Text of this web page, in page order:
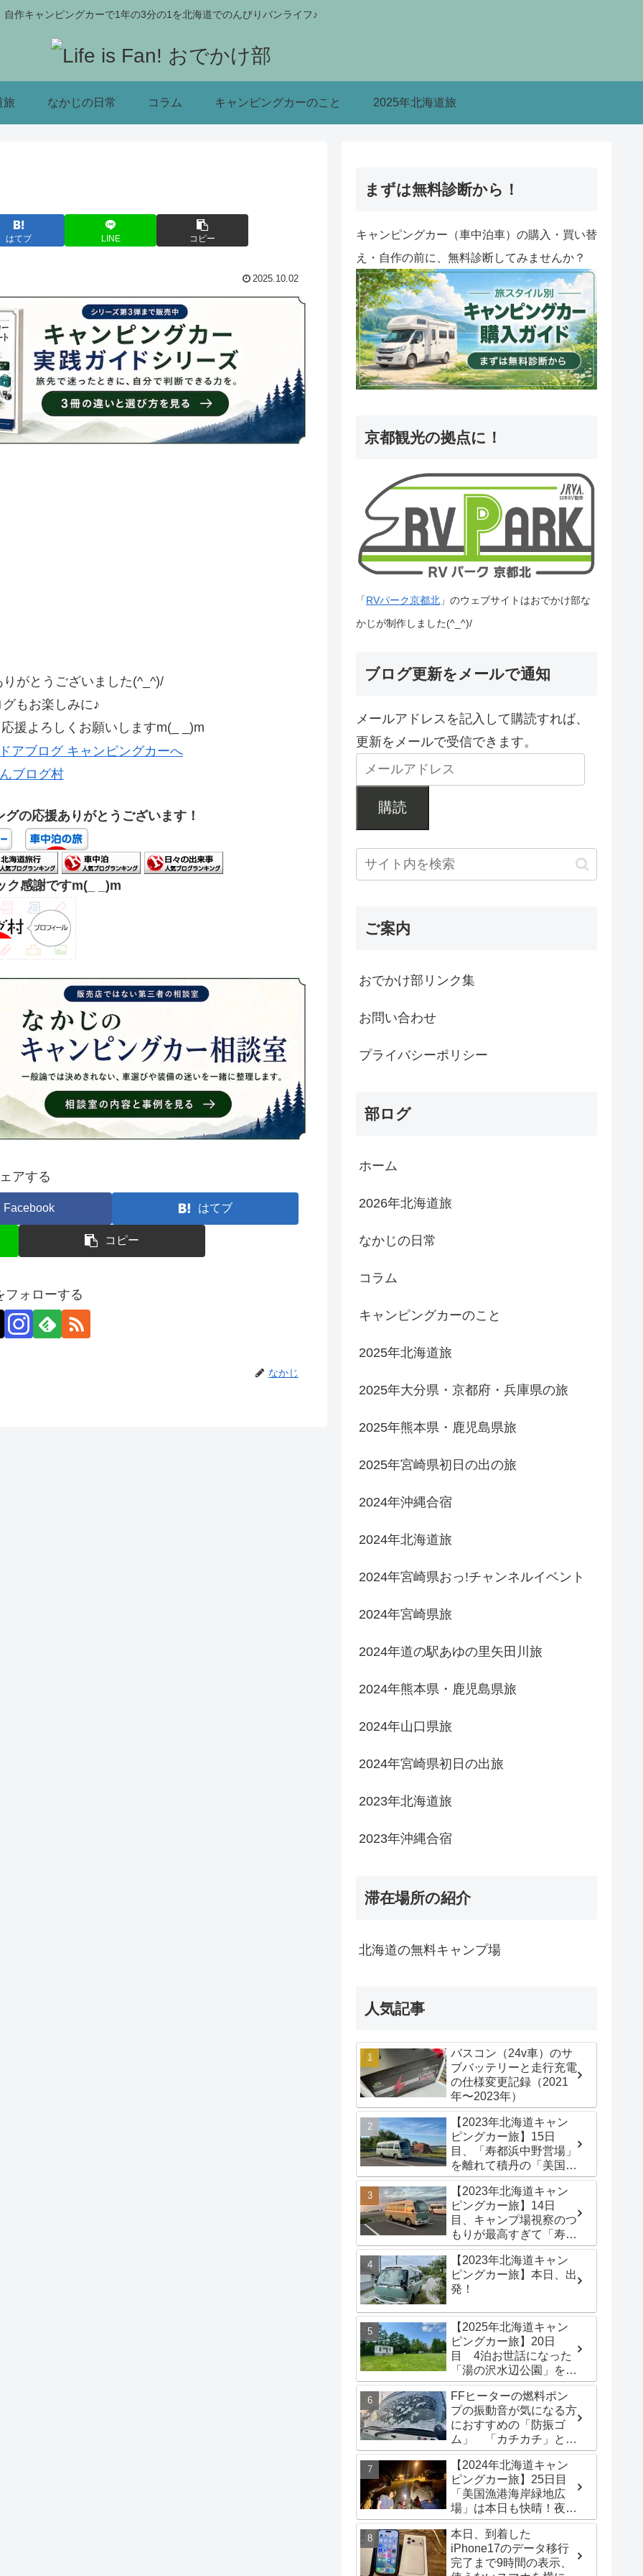
自作キャンピングカーで1年の3分の1を北海道でのんびりバンライフ♪
旅 なかじの日常 コラム キャンピングカーのこと 2025年北海道旅
はてブ LINE コピー
2025.10.02
がとうございました(^_^)/
もお楽しみに♪
援よろしくお願いしますm(_ _)m
ブログ村
の応援ありがとうございます！
ク感謝ですm(_ _)m
アする
Facebook はてブ
コピー
フォローする
なかじ
まずは無料診断から！
キャンピングカー（車中泊車）の購入・買い替
え・自作の前に、無料診断してみませんか？
京都観光の拠点に！
「RVパーク京都北 」のウェブサイトはおでかけ部な
かじが制作しました(^_^)/
ブログ更新をメールで通知
メールアドレスを記入して購読すれば、
更新をメールで受信できます。
購読
ご案内
おでかけ部リンク集
お問い合わせ
プライバシーポリシー
部ログ
ホーム
2026年北海道旅
なかじの日常
コラム
キャンピングカーのこと
2025年北海道旅
2025年大分県・京都府・兵庫県の旅
2025年熊本県・鹿児島県旅
2025年宮崎県初日の出の旅
2024年沖縄合宿
2024年北海道旅
2024年宮崎県おっ!チャンネルイベント
2024年宮崎県旅
2024年道の駅あゆの里矢田川旅
2024年熊本県・鹿児島県旅
2024年山口県旅
2024年宮崎県初日の出旅
2023年北海道旅
2023年沖縄合宿
滞在場所の紹介
北海道の無料キャンプ場
人気記事
バスコン（24v車）のサ
ブバッテリーと走行充電
の仕様変更記録（2021
年〜2023年）
【2023年北海道キャン
ピングカー旅】15日
目、「寿都浜中野営場」
を離れて積丹の「美国漁
港海岸緑地広場」でター
プテントを立てる
【2023年北海道キャン
ピングカー旅】14日
目、キャンプ場視察のつ
もりが最高すぎて「寿都
浜中野営場」滞在するこ
とに
【2023年北海道キャン
ピングカー旅】本日、出
発！
【2025年北海道キャン
ピングカー旅】20日
目 4泊お世話になった
「湯の沢水辺公園」を出
発し、「函館トヨタ 森
店」でキャンピングカー
のオイル交換完了！今日
は伊達市の「徳舜瞥山麓
キャンプ場」へ
FFヒーターの燃料ポン
プの振動音が気になる方
におすすめの「防振ゴ
ム」 「カチカチ」とい
う機械音は別対策が必要
です
【2024年北海道キャン
ピングカー旅】25日目
「美国漁港海岸緑地広
場」は本日も快晴！夜は
タマスケさんと尚ちゃん
と3人でBBQを楽しみま
した♪
本日、到着した
iPhone17のデータ移行
完了まで9時間の表示、